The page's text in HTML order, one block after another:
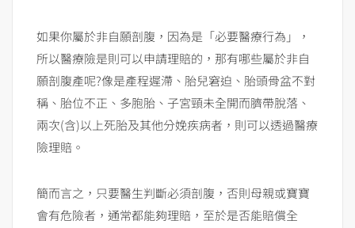
如果你屬於非自願剖腹，因為是「必要醫療行為」，
所以醫療險是則可以申請理賠的，那有哪些屬於非自
願剖腹產呢?像是產程遲滯、胎兒窘迫、胎頭骨盆不對
稱、胎位不正、多胞胎、子宮頸未全開而臍帶脫落、
兩次(含)以上死胎及其他分娩疾病者，則可以透過醫療
險理賠。
簡而言之，只要醫生判斷必須剖腹，否則母親或寶寶
會有危險者，通常都能夠理賠，至於是否能賠償全